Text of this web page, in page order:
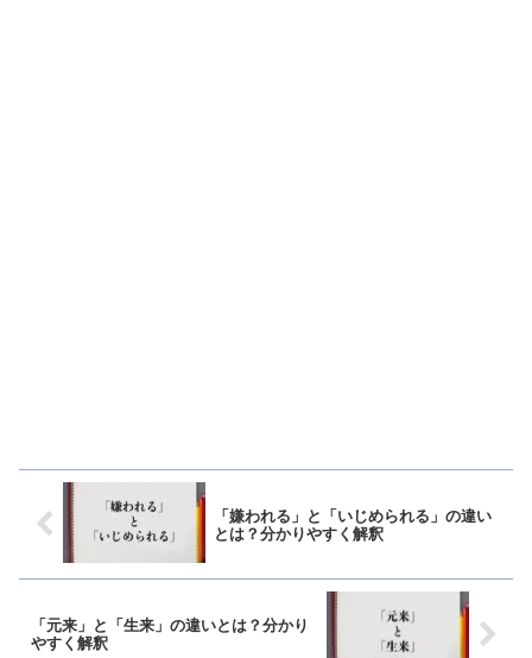
「嫌われる」と「いじめられる」の違い
とは？分かりやすく解釈
「元来」と「生来」の違いとは？分かり
やすく解釈